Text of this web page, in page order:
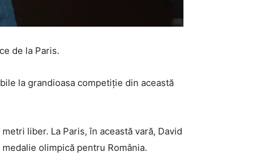
de la Paris.
la grandioasa competiție din această
liber. La Paris, în această vară, David
olimpică pentru România.